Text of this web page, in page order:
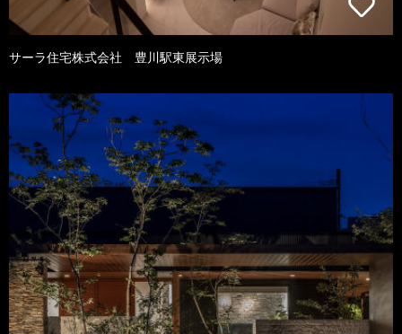
サーラ住宅株式会社 豊川駅東展示場